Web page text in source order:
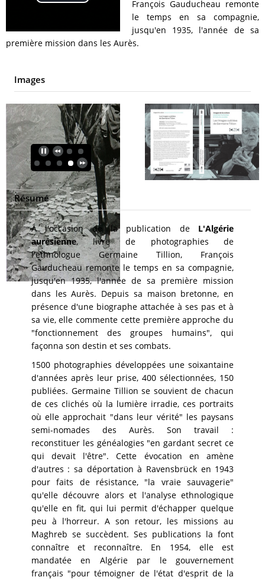
Video
François Gauducheau remonte
le temps en sa compagnie,
jusqu'en 1935, l'année de sa
première mission dans les Aurès.
Images
Résumé
A l'occasion de la publication de L'Algérie
aurésienne, livre de photographies de
l'ethnologue Germaine Tillion, François
Gauducheau remonte le temps en sa compagnie,
jusqu'en 1935, l'année de sa première mission
dans les Aurès. Depuis sa maison bretonne, en
présence d'une biographe attachée à ses pas et à
sa vie, elle commente cette première approche du
"fonctionnement des groupes humains", qui
façonna son destin et ses combats.
1500 photographies développées une soixantaine
d'années après leur prise, 400 sélectionnées, 150
publiées. Germaine Tillion se souvient de chacun
de ces clichés où la lumière irradie, ces portraits
où elle approchait "dans leur vérité" les paysans
semi-nomades des Aurès. Son travail :
reconstituer les généalogies "en gardant secret ce
qui devait l'être". Cette évocation en amène
d'autres : sa déportation à Ravensbrück en 1943
pour faits de résistance, "la vraie sauvagerie"
qu'elle découvre alors et l'analyse ethnologique
qu'elle en fit, qui lui permit d'échapper quelque
peu à l'horreur. A son retour, les missions au
Maghreb se succèdent. Ses publications la font
connaître et reconnaître. En 1954, elle est
mandatée en Algérie par le gouvernement
français "pour témoigner de l'état d'esprit de la